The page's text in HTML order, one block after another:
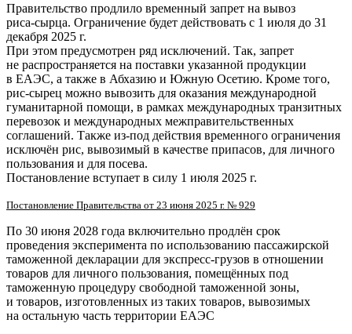
Правительство продлило временный запрет на вывоз
риса-сырца. Ограничение будет действовать с 1 июля до 31
декабря 2025 г.
При этом предусмотрен ряд исключений. Так, запрет
не распространяется на поставки указанной продукции
в ЕАЭС, а также в Абхазию и Южную Осетию. Кроме того,
рис-сырец можно вывозить для оказания международной
гуманитарной помощи, в рамках международных транзитных
перевозок и международных межправительственных
соглашений. Также из-под действия временного ограничения
исключён рис, вывозимый в качестве припасов, для личного
пользования и для посева.
Постановление вступает в силу 1 июля 2025 г.
Постановление Правительства от 23 июня 2025 г. № 929
По 30 июня 2028 года включительно продлён срок
проведения эксперимента по использованию пассажирской
таможенной декларации для экспресс-грузов в отношении
товаров для личного пользования, помещённых под
таможенную процедуру свободной таможенной зоны,
и товаров, изготовленных из таких товаров, вывозимых
на остальную часть территории ЕАЭС